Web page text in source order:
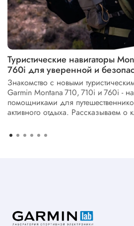
Туристические навигаторы
760i для уверенной и
Знакомство с новыми
Garmin Montana 710, 710i и 760i -
помощниками для
активного отдыха. Рассказываем о